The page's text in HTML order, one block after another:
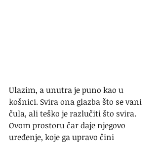
Ulazim, a unutra je puno kao u
košnici. Svira ona glazba što se vani
čula, ali teško je razlučiti što svira.
Ovom prostoru čar daje njegovo
uređenje, koje ga upravo čini